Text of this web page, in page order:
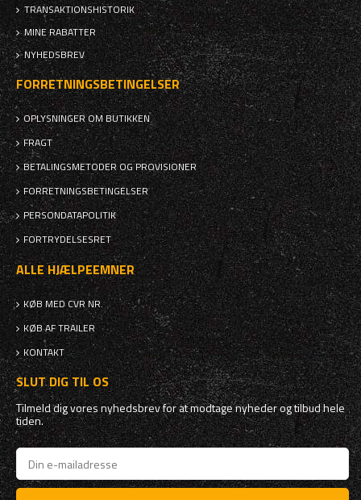
TRANSAKTIONSHISTORIK
MINE RABATTER
NYHEDSBREV
FORRETNINGSBETINGELSER
OPLYSNINGER OM BUTIKKEN
FRAGT
BETALINGSMETODER OG PROVISIONER
FORRETNINGSBETINGELSER
PERSONDATAPOLITIK
FORTRYDELSESRET
ALLE HJÆLPEEMNER
KØB MED CVR NR.
KØB AF TRAILER
KONTAKT
SLUT DIG TIL OS
Tilmeld dig vores nyhedsbrev for at modtage nyheder og tilbud hele
tiden.